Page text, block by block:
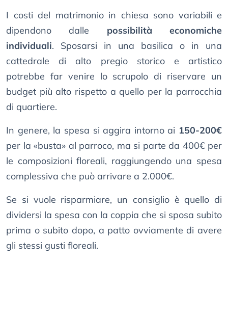
I costi del matrimonio in chiesa sono variabili e
dipendono dalle possibilità economiche
individuali. Sposarsi in una basilica o in una
cattedrale di alto pregio storico e artistico
potrebbe far venire lo scrupolo di riservare un
budget più alto rispetto a quello per la parrocchia
di quartiere.
In genere, la spesa si aggira intorno ai 150-200€
per la «busta» al parroco, ma si parte da 400€ per
le composizioni floreali, raggiungendo una spesa
complessiva che può arrivare a 2.000€.
Se si vuole risparmiare, un consiglio è quello di
dividersi la spesa con la coppia che si sposa subito
prima o subito dopo, a patto ovviamente di avere
gli stessi gusti floreali.